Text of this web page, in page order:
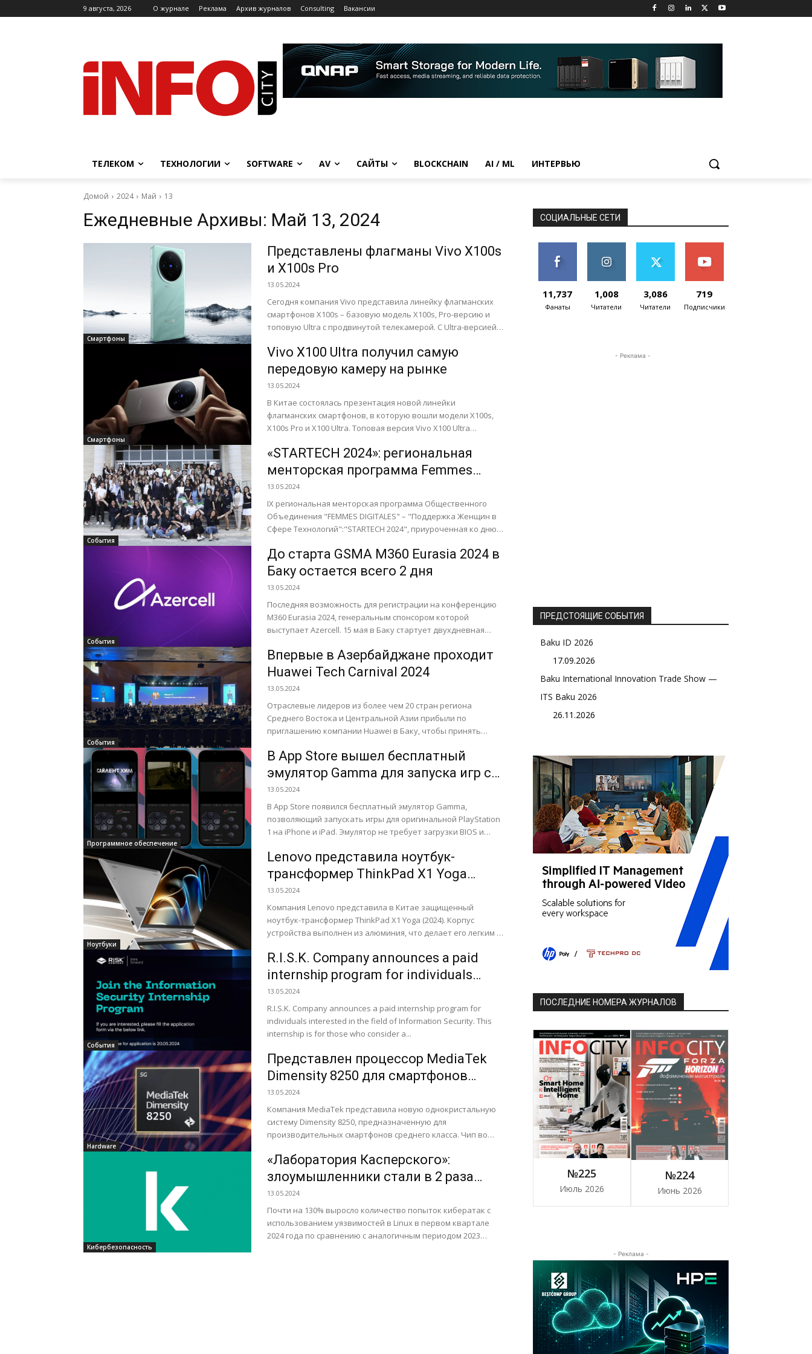
9 августа, 2026 O журнале Реклама Архив журналов Consulting Вакансии
ТЕЛЕКОМ ТЕХНОЛОГИИ SOFTWARE AV САЙТЫ BLOCKCHAIN AI / ML ИНТЕРВЬЮ
Домой 2024 Май 13
Ежедневные Архивы: Май 13, 2024
Смартфоны
Представлены флагманы Vivo X100s
и X100s Pro
13.05.2024
Сегодня компания Vivo представила линейку флагманских
смартфонов X100s – базовую модель X100s, Pro-версию и
топовую Ultra с продвинутой телекамерой. С Ultra-версией
Смартфоны
Vivo X100 Ultra получил самую
передовую камеру на рынке
13.05.2024
В Китае состоялась презентация новой линейки
флагманских смартфонов, в которую вошли модели X100s,
X100s Pro и X100 Ultra. Топовая версия Vivo X100 Ultra
События
«STARTECH 2024»: региональная
менторская программа Femmes
Digitales для девушек в Нахчыване
достигла новых высот
13.05.2024
IX региональная менторская программа Общественного
Объединения "FEMMES DIGITALES" – "Поддержка Женщин в
Сфере Технологий":"STARTECH 2024", приуроченная ко дню
успешно...
События
До старта GSMA M360 Eurasia 2024 в
Баку остается всего 2 дня
13.05.2024
Последняя возможность для регистрации на конференцию
M360 Eurasia 2024, генеральным спонсором которой
выступает Azercell. 15 мая в Баку стартует двухдневная
События
Впервые в Азербайджане проходит
Huawei Tech Carnival 2024
13.05.2024
Отраслевые лидеров из более чем 20 стран региона
Среднего Востока и Центральной Азии прибыли по
приглашению компании Huawei в Баку, чтобы принять
Программное обеспечение
В App Store вышел бесплатный
эмулятор Gamma для запуска игр с
PlayStation 1 на iPhone и iPad
13.05.2024
В App Store появился бесплатный эмулятор Gamma,
позволяющий запускать игры для оригинальной PlayStation
1 на iPhone и iPad. Эмулятор не требует загрузки BIOS и
Ноутбуки
Lenovo представила ноутбук-
трансформер ThinkPad X1 Yoga
(2024) на базе Intel Meteor Lake-U
13.05.2024
Компания Lenovo представила в Китае защищенный
ноутбук-трансформер ThinkPad X1 Yoga (2024). Корпус
устройства выполнен из алюминия, что делает его легким и
События
R.I.S.K. Company announces a paid
internship program for individuals
interested in the field of Information
Security
13.05.2024
R.I.S.K. Company announces a paid internship program for
individuals interested in the field of Information Security. This
internship is for those who consider a...
Hardware
Представлен процессор MediaTek
Dimensity 8250 для смартфонов
среднего уровня
13.05.2024
Компания MediaTek представила новую однокристальную
систему Dimensity 8250, предназначенную для
производительных смартфонов среднего класса. Чип во
8200, представленной в...
Кибербезопасность
«Лаборатория Касперского»:
злоумышленники стали в 2 раза
чаще использовать в кибератаках
уязвимости Linux
13.05.2024
Почти на 130% выросло количество попыток кибератак с
использованием уязвимостей в Linux в первом квартале
2024 года по сравнению с аналогичным периодом 2023
СОЦИАЛЬНЫЕ СЕТИ
11,737
Фанаты
1,008
Читатели
3,086
Читатели
719
Подписчики
- Реклама -
ПРЕДСТОЯЩИЕ СОБЫТИЯ
Baku ID 2026
17.09.2026
Baku International Innovation Trade Show —
ITS Baku 2026
26.11.2026
ПОСЛЕДНИЕ НОМЕРА ЖУРНАЛОВ
№225
Июль 2026
№224
Июнь 2026
- Реклама -